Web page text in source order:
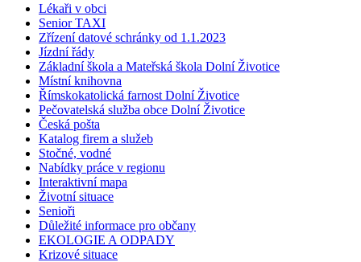
Lékaři v obci
Senior TAXI
Zřízení datové schránky od 1.1.2023
Jízdní řády
Základní škola a Mateřská škola Dolní Životice
Místní knihovna
Římskokatolická farnost Dolní Životice
Pečovatelská služba obce Dolní Životice
Česká pošta
Katalog firem a služeb
Stočné, vodné
Nabídky práce v regionu
Interaktivní mapa
Životní situace
Senioři
Důležité informace pro občany
EKOLOGIE A ODPADY
Krizové situace